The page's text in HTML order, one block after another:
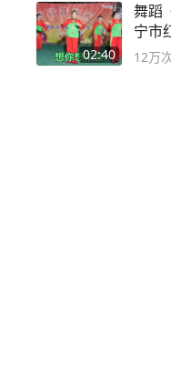
02:40
舞蹈
宁市
舞蹈
12万